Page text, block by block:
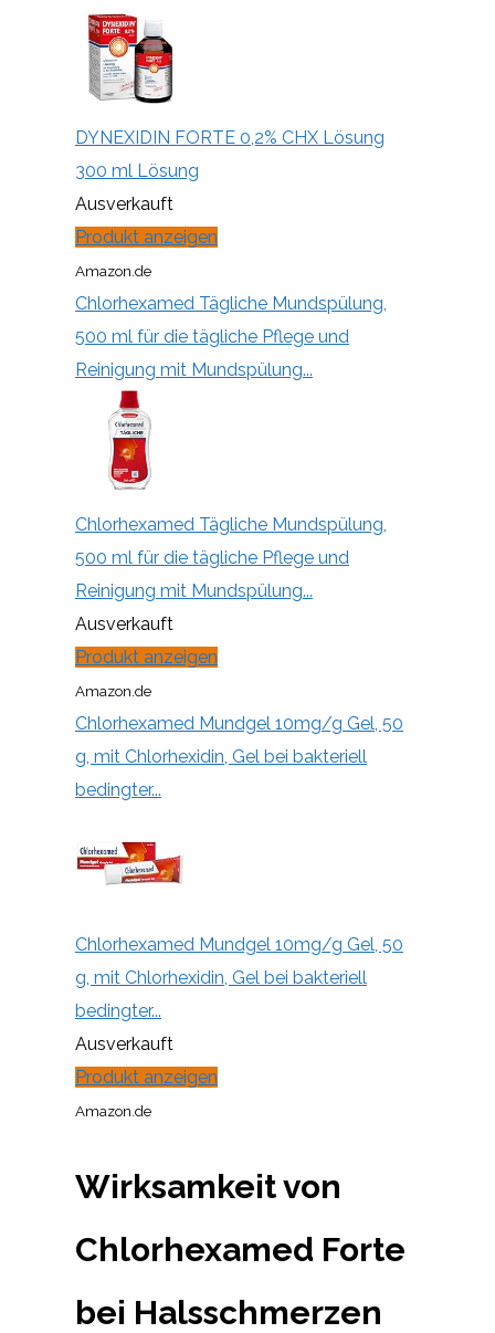
DYNEXIDIN FORTE 0,2% CHX Lösung
300 ml Lösung
Ausverkauft
Produkt anzeigen
Amazon.de
Chlorhexamed Tägliche Mundspülung,
500 ml für die tägliche Pflege und
Reinigung mit Mundspülung...
Chlorhexamed Tägliche Mundspülung,
500 ml für die tägliche Pflege und
Reinigung mit Mundspülung...
Ausverkauft
Produkt anzeigen
Amazon.de
Chlorhexamed Mundgel 10mg/g Gel, 50
g, mit Chlorhexidin, Gel bei bakteriell
bedingter...
Chlorhexamed Mundgel 10mg/g Gel, 50
g, mit Chlorhexidin, Gel bei bakteriell
bedingter...
Ausverkauft
Produkt anzeigen
Amazon.de
Wirksamkeit von
Chlorhexamed Forte
bei Halsschmerzen